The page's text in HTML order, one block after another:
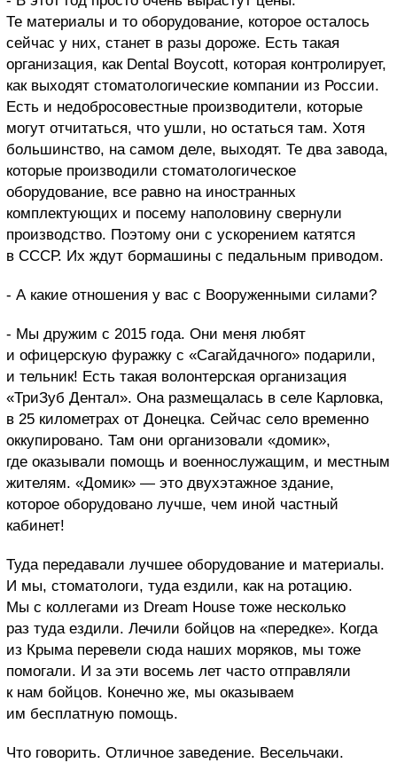
Те материалы и то оборудование, которое осталось
сейчас у них, станет в разы дороже. Есть такая
организация, как Dental Boycott, которая контролирует,
как выходят стоматологические компании из России.
Есть и недобросовестные производители, которые
могут отчитаться, что ушли, но остаться там. Хотя
большинство, на самом деле, выходят. Те два завода,
которые производили стоматологическое
оборудование, все равно на иностранных
комплектующих и посему наполовину свернули
производство. Поэтому они с ускорением катятся
в СССР. Их ждут бормашины с педальным приводом.
- А какие отношения у вас с Вооруженными силами?
- Мы дружим с 2015 года. Они меня любят
и офицерскую фуражку с «Сагайдачного» подарили,
и тельник! Есть такая волонтерская организация
«ТриЗуб Дентал». Она размещалась в селе Карловка,
в 25 километрах от Донецка. Сейчас село временно
оккупировано. Там они организовали «домик»,
где оказывали помощь и военнослужащим, и местным
жителям. «Домик» — это двухэтажное здание,
которое оборудовано лучше, чем иной частный
кабинет!
Туда передавали лучшее оборудование и материалы.
И мы, стоматологи, туда ездили, как на ротацию.
Мы с коллегами из Dream House тоже несколько
раз туда ездили. Лечили бойцов на «передке». Когда
из Крыма перевели сюда наших моряков, мы тоже
помогали. И за эти восемь лет часто отправляли
к нам бойцов. Конечно же, мы оказываем
им бесплатную помощь.
Что говорить. Отличное заведение. Весельчаки.